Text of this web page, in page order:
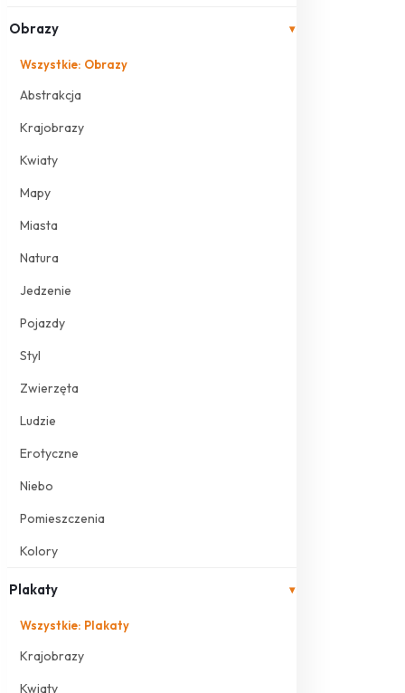
Obrazy ▾
Wszystkie: Obrazy
Abstrakcja
Krajobrazy
Kwiaty
Mapy
Miasta
Natura
Jedzenie
Pojazdy
Styl
Zwierzęta
Ludzie
Erotyczne
Niebo
Pomieszczenia
Kolory
Plakaty ▾
Wszystkie: Plakaty
Krajobrazy
Kwiaty